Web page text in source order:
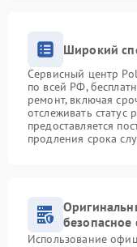
Широкий
Сервисный центр
по всей РФ,
ремонт, включая
отслеживать статус
предоставляется
продления срока
Использование